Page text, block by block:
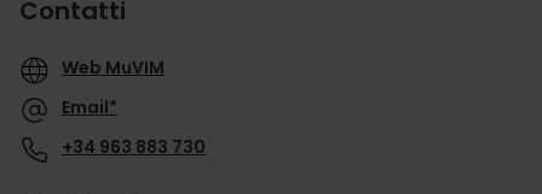
Contatti
Web MuVIM
Email*
+34 963 883 730